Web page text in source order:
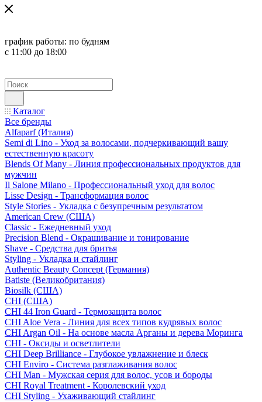
график работы: по будням
с 11:00 до 18:00
Каталог
Все бренды
Alfaparf (Италия)
Semi di Lino - Уход за волосами, подчеркивающий вашу
естественную красоту
Blends Of Many - Линия профессиональных продуктов для
мужчин
Il Salone Milano - Профессиональный уход для волос
Lisse Design - Трансформация волос
Style Stories - Укладка с безупречным результатом
American Crew (США)
Classic - Ежедневный уход
Precision Blend - Окрашивание и тонирование
Shave - Средства для бритья
Styling - Укладка и стайлинг
Authentic Beauty Concept (Германия)
Batiste (Великобритания)
Biosilk (США)
CHI (США)
CHI 44 Iron Guard - Термозащита волос
CHI Aloe Vera - Линия для всех типов кудрявых волос
CHI Argan Oil - На основе масла Арганы и дерева Моринга
CHI - Оксиды и осветлители
CHI Deep Brilliance - Глубокое увлажнение и блеск
CHI Enviro - Система разглаживания волос
CHI Man - Мужская серия для волос, усов и бороды
CHI Royal Treatment - Королевский уход
CHI Styling - Ухаживающий стайлинг